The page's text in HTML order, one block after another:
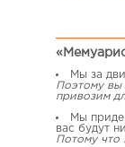
Мы за
Поэтому вы
привозим
Мы
вас будут
Потому что